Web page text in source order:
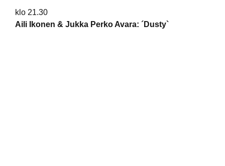
klo 21.30
Aili Ikonen & Jukka Perko Avara: ´Dusty`